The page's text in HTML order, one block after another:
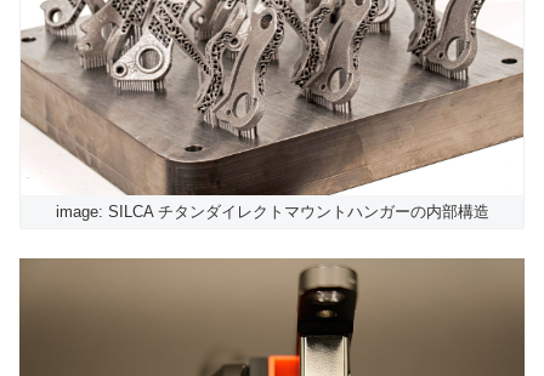
image: SILCA チタンダイレクトマウントハンガーの内部構造